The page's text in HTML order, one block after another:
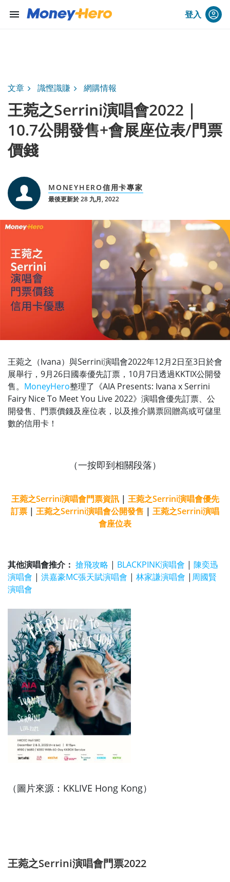
menu 登入
文章 識慳識賺 網購情報
王菀之Serrini演唱會2022｜
10.7公開發售+會展座位表/門票
價錢
MONEYHERO信用卡專家
最後更新於 28 九月, 2022
王菀之（Ivana）與Serrini演唱會2022年12月2日至3日於會
展舉行，9月26日國泰優先訂票，10月7日透過KKTIX公開發
售。 MoneyHero整理了《AIA Presents: Ivana x Serrini
Fairy Nice To Meet You Live 2022》演唱會優先訂票、公
開發售、門票價錢及座位表，以及推介購票回贈高或可儲里
數的信用卡！
（一按即到相關段落）
王菀之Serrini演唱會門票資訊| 王菀之Serrini演唱會優先
訂票 | 王菀之Serrini演唱會公開發售 | 王菀之Serrini演唱
會座位表
其他演唱會推介： 搶飛攻略 | BLACKPINK演唱會 | 陳奕迅
演唱會 | 洪嘉豪MC張天賦演唱會 | 林家謙演唱會 | 周國賢
演唱會
（圖片來源：KKLIVE Hong Kong）
王菀之Serrini演唱會門票2022